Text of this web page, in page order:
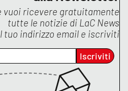
vuoi ricevere gratuitamente
tutte le notizie di LaC News
tuo indirizzo email e iscriviti
Iscriviti